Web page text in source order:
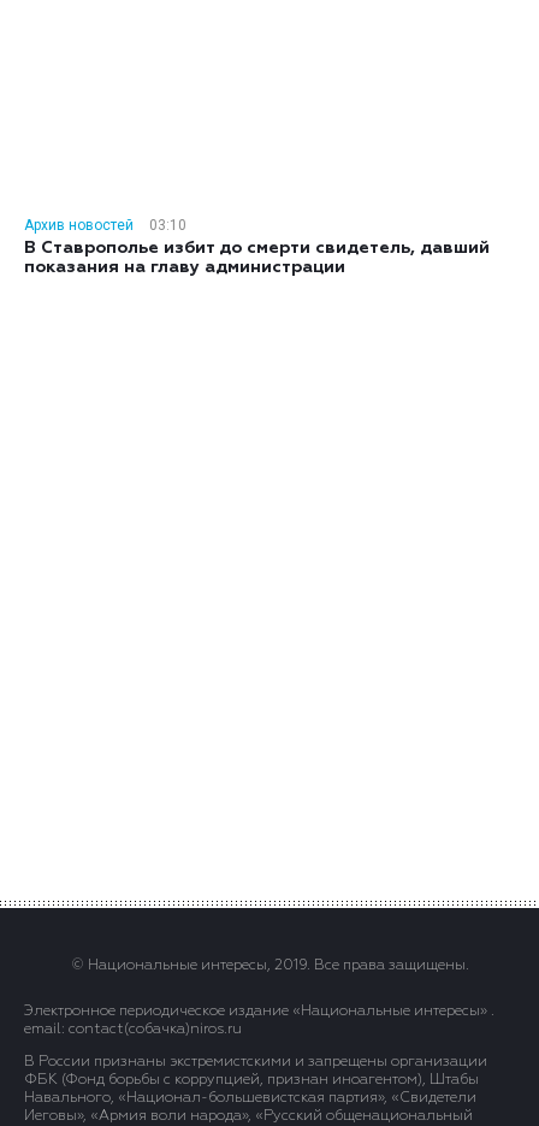
Архив новостей
03:10
В Ставрополье избит до смерти свидетель, давший
показания на главу администрации
© Национальные интересы, 2019. Все права защищены.
Электронное периодическое издание «Национальные интересы» .
email: contact(сoбaчка)niros.ru
В России признаны экстремистскими и запрещены организации
ФБК (Фонд борьбы с коррупцией, признан иноагентом), Штабы
Навального, «Национал-большевистская партия», «Свидетели
Иеговы», «Армия воли народа», «Русский общенациональный